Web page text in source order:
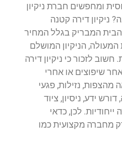
ומחפשים חברת ניקיון
ניקיון דירה קטנה
המבריק בגלל המחיר
הניקיון המושלם
לזכור כי ניקיון דירה
שיפוצים או אחרי
מהצפות, נזילות, פגעי
ידע, ניסיון, ציוד
לכן, כדאי
מחברה מקצועית כמו